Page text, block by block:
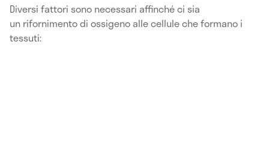
Diversi fattori sono necessari affinché ci sia
un rifornimento di ossigeno alle cellule che formano i
tessuti: